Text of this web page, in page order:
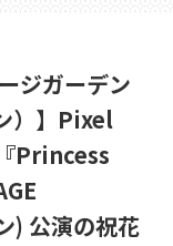
ジガーデン
）】Pixel
Princess
) 公演の祝花